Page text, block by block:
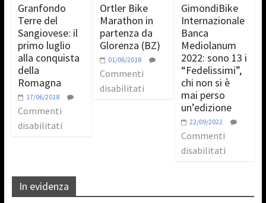
Granfondo
Terre del
Sangiovese: il
primo luglio
alla conquista
della
Romagna
17/06/2018
Commenti
disabilitati
Ortler Bike
Marathon in
partenza da
Glorenza (BZ)
01/06/2018
Commenti
disabilitati
GimondiBike
Internazionale
Banca
Mediolanum
2022: sono 13 i
“Fedelissimi”,
chi non si è
mai perso
un’edizione
22/09/2022
Commenti
disabilitati
In evidenza